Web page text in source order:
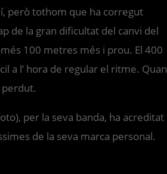
però tothom que ha corregut
de la gran dificultat del canvi del
100 metres més i prou. El 400
a l’ hora de regular el ritme. Quan
perdut.
per la seva banda, ha acreditat
de la seva marca personal.